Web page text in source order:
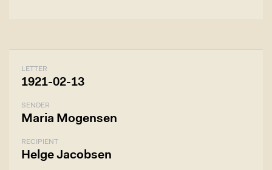
LETTER
1921-02-13
SENDER
Maria Mogensen
RECIPIENT
Helge Jacobsen